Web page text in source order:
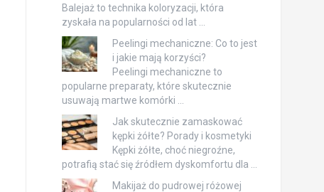
Balejaż to technika koloryzacji, która
zyskała na popularności od lat …
Peelingi mechaniczne: Co to jest
i jakie mają korzyści?
Peelingi mechaniczne to
popularne preparaty, które skutecznie
usuwają martwe komórki …
Jak skutecznie zamaskować
kępki żółte? Porady i kosmetyki
Kępki żółte, choć niegroźne,
potrafią stać się źródłem dyskomfortu dla …
Makijaż do pudrowej różowej